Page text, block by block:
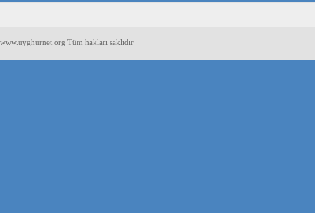
www.uyghurnet.org Tüm hakları saklıdır